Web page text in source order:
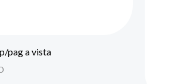
pag a vista